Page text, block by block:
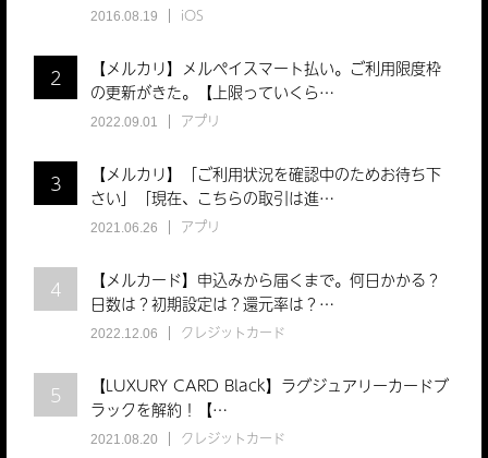
2016.08.19 iOS
2
【メルカリ】メルペイスマート払い。ご利用限度枠
の更新がきた。【上限っていくら…
2022.09.01 アプリ
3
【メルカリ】「ご利用状況を確認中のためお待ち下
さい」「現在、こちらの取引は進…
2021.06.26 アプリ
4
【メルカード】申込みから届くまで。何日かかる？
日数は？初期設定は？還元率は？…
2022.12.06 クレジットカード
5
【LUXURY CARD Black】ラグジュアリーカードブ
ラックを解約！【…
2021.08.20 クレジットカード